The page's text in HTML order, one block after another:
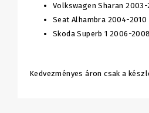
Volkswagen Sharan 2003-
Seat Alhambra 2004-2010
Skoda Superb 1 2006-2008
Kedvezményes áron csak a